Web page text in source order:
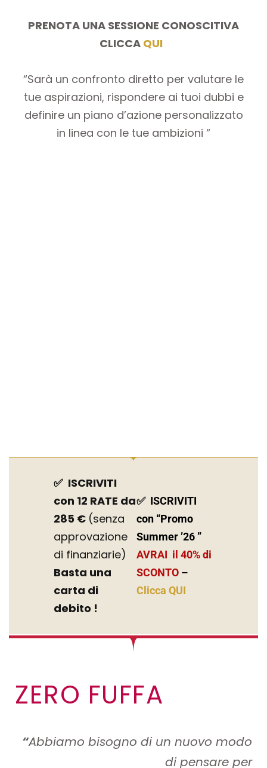
PRENOTA UNA SESSIONE CONOSCITIVA
CLICCA QUI
“Sarà un confronto diretto per valutare le
tue aspirazioni, rispondere ai tuoi dubbi e
definire un piano d’azione personalizzato
in linea con le tue ambizioni “
✅ ISCRIVITI
con 12 RATE da
285 € (senza
approvazione
di finanziarie)
Basta una
carta di
debito !
✅ ISCRIVITI
con “Promo
Summer ’26 ”
AVRAI il 40% di
SCONTO –
Clicca QUI
ZERO FUFFA
“Abbiamo bisogno di un nuovo modo
di pensare per